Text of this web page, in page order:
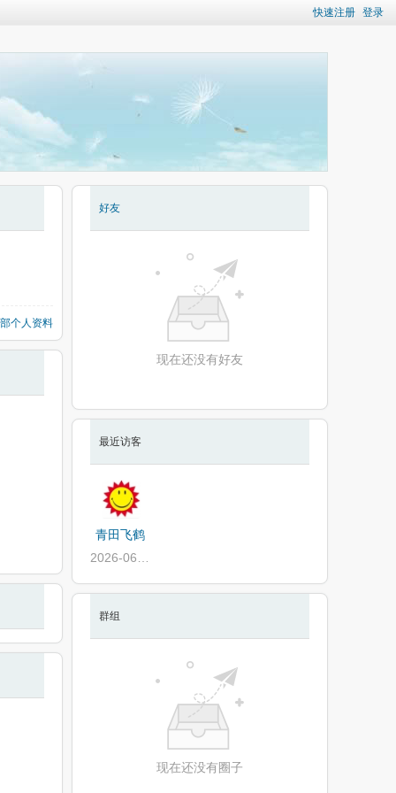
快速注册 登录
个人资料
好友
现在还没有好友
最近访客
青田飞鹤
群组
现在还没有圈子